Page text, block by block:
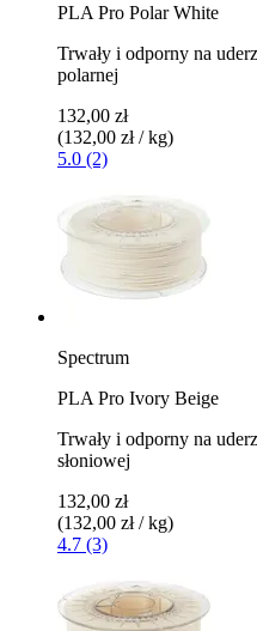
PLA Pro Polar White
Trwały i odporny na
polarnej
132,00 zł
(132,00 zł / kg)
5.0 (2)
Spectrum
PLA Pro Ivory Beige
Trwały i odporny na
słoniowej
132,00 zł
(132,00 zł / kg)
4.7 (3)